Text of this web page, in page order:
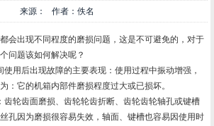
来源： 作者：佚名
会出现不同程度的磨损问题，这是不可避免的，对于
问题该如何解决呢？
使用后出现故障的主要表现：使用过程中振动增强，
：它的机箱内部件磨损程度过大或已损坏。
轮齿面磨损、齿轮轮齿折断、齿轮齿轮轴孔或键槽
孔因为磨损很容易失效，轴面、键槽也容易因使用时